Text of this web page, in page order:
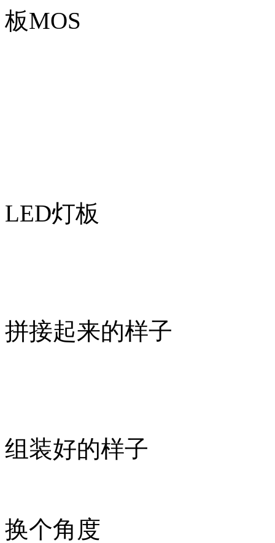
板MOS
LED灯板
拼接起来的样子
组装好的样子
换个角度